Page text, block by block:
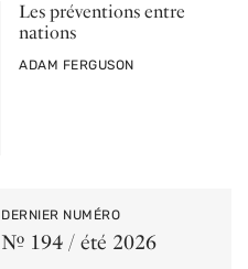
Les préventions entre
nations
PAR
ADAM FERGUSON
DERNIER NUMÉRO
Nº 194 / été 2026